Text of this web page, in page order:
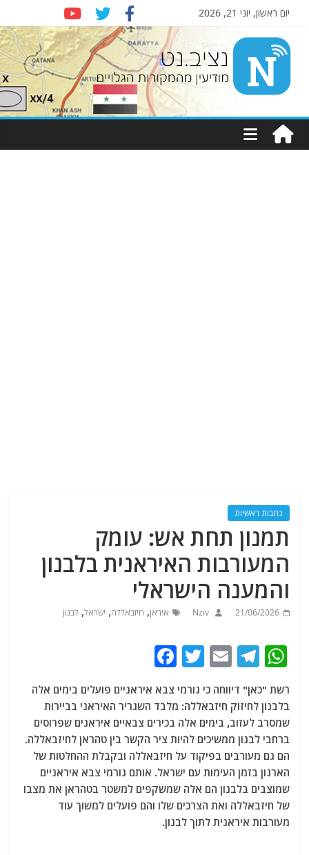
יום ראשון, יוני 21, 2026
Nziv.net
מודיעין
מהמקורות
כתבות ראשיות
תמנון תחת אש: עומק
המעורבות האיראנית בלבנון
והמענה הישראלי
21/06/2026
Nziv איראן, חיזבאללה, ישראל, לבנון
W
at
s
A
p
p
T
e
g
ra
m
E
ai
l
T
itt
er
c
e
b
o
o
k
רשת "כאן" דיווחה כי גורמי צבא איראניים פועלים בימים אלה
בלבנון לחיזוק חיזבאללה: מלבד השגריר האיראני בביירות
שמסרב לעזוב, בימים אלה בכירים צבאיים איראנים שפרוסים
ברחבי לבנון ממשיכים להיות ציר הקשר בין טהראן לחיזבאללה.
הם גם מעורבים בפיקוד על חיזבאללה ובקבלת ההחלטות של
הארגון בזמן העימות עם ישראל. אותם גורמי צבא איראניים
שמוצבים בלבנון הם אלה שמשקפים למשטר בטהראן את מצבו
של חיזבאללה ואת הצרכים שלו והם פועלים למשוך עוד
מעורבות איראנית לתוך לבנון.